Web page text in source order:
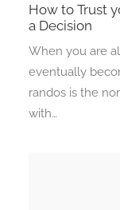
How to Trust
a Decision
When you are
eventually
randos is the
with…